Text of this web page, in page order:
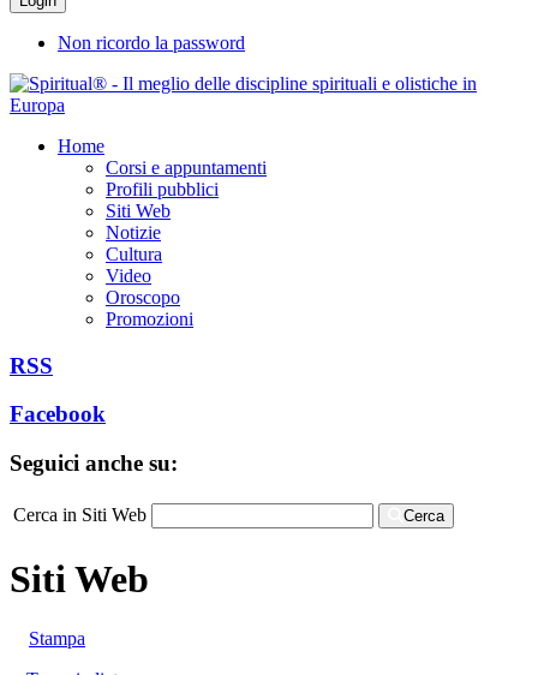
Non ricordo la password
Home
Corsi e appuntamenti
Profili pubblici
Siti Web
Notizie
Cultura
Video
Oroscopo
Promozioni
RSS
Facebook
Seguici anche su:
Cerca in Siti Web Cerca
Siti Web
Stampa